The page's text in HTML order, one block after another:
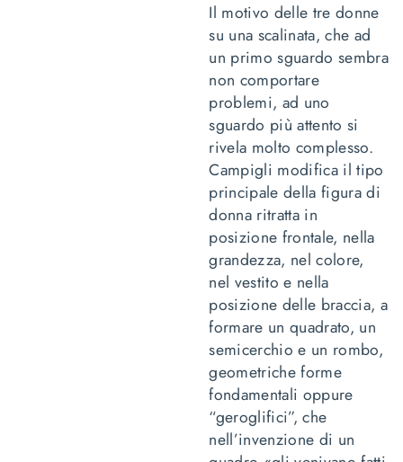
Il motivo delle tre donne
su una scalinata, che ad
un primo sguardo sembra
non comportare
problemi, ad uno
sguardo più attento si
rivela molto complesso.
Campigli modifica il tipo
principale della figura di
donna ritratta in
posizione frontale, nella
grandezza, nel colore,
nel vestito e nella
posizione delle braccia, a
formare un quadrato, un
semicerchio e un rombo,
geometriche forme
fondamentali oppure
“geroglifici”, che
nell’invenzione di un